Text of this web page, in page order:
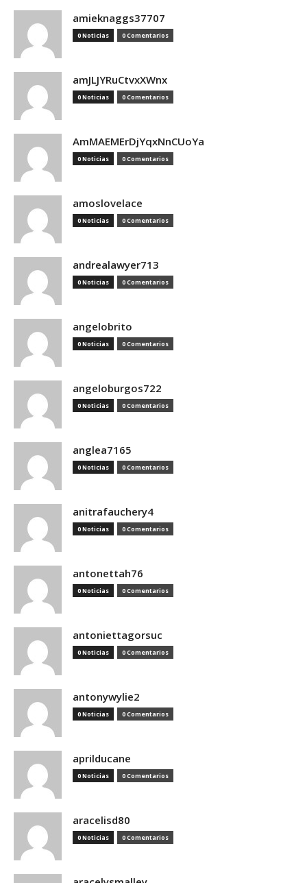
amieknaggs37707
0 Noticias 0 Comentarios
amJLJYRuCtvxXWnx
0 Noticias 0 Comentarios
AmMAEMErDjYqxNnCUoYa
0 Noticias 0 Comentarios
amoslovelace
0 Noticias 0 Comentarios
andrealawyer713
0 Noticias 0 Comentarios
angelobrito
0 Noticias 0 Comentarios
angeloburgos722
0 Noticias 0 Comentarios
anglea7165
0 Noticias 0 Comentarios
anitrafauchery4
0 Noticias 0 Comentarios
antonettah76
0 Noticias 0 Comentarios
antoniettagorsuc
0 Noticias 0 Comentarios
antonywylie2
0 Noticias 0 Comentarios
aprilducane
0 Noticias 0 Comentarios
aracelisd80
0 Noticias 0 Comentarios